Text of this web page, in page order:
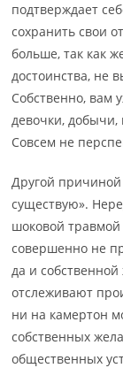
подтверждает
сохранить свои
больше, так как
достоинства, не
Собственно, вам
девочки, добычи,
Совсем не
Другой причиной
существую».
шоковой травмой
совершенно не
да и
отслеживают
ни на камертон
собственных
общественных